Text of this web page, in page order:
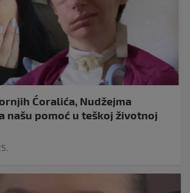
Ćoralića, Nudžejma
našu pomoć u teškoj životnoj